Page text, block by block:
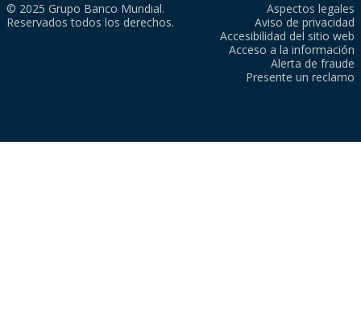
© 2025 Grupo Banco Mundial.
Reservados todos los derechos.
Aspectos legales
Aviso de privacidad
Accesibilidad del sitio web
Acceso a la información
Alerta de fraude
Presente un reclamo